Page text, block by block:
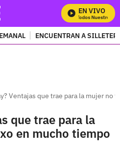
EN VIVO
Mira Todos Nuestros
ENCUENTRAN A
Ventajas que trae para la mujer no
que trae para la
en mucho tiempo